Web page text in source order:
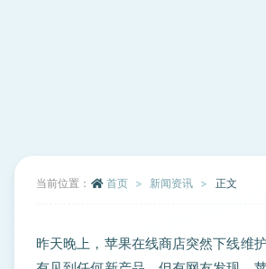
当前位置： 首页 新闻资讯 正文
昨天晚上，苹果在线商店突然下线维